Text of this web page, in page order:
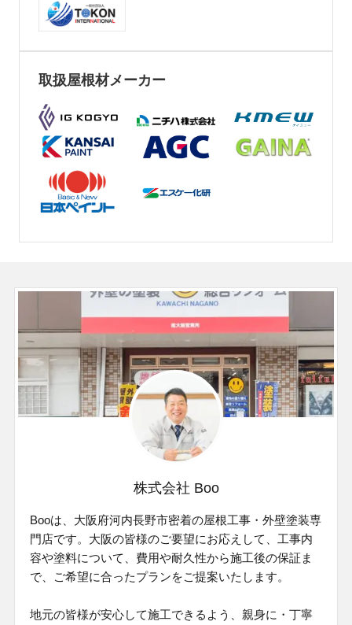
取扱屋根材メーカー
株式会社 Boo
Booは、大阪府河内⻑野市密着の屋根工事・外壁塗装専
門店です。⼤阪の皆様のご要望にお応えして、⼯事内
容や塗料について、費⽤や耐久性から施⼯後の保証ま
で、ご希望に合ったプランをご提案いたします。
地元の皆様が安⼼して施⼯できるよう、親⾝に・丁寧